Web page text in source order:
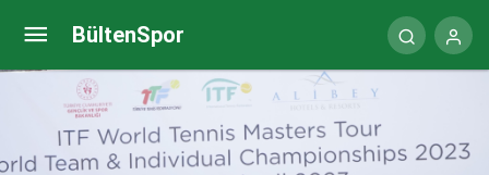
BültenSpor
Aquamasters Yüzme Şampiyonası’nın Marmaris
etabı tamamlandı